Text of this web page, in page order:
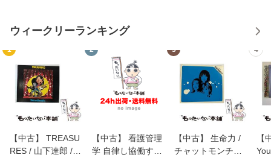
ウィークリーランキング
1
【中古】 TREASU
RES / 山下達郎 /
2
【中古】 看護管理
学 自律し協働する
3
【中古】 生命力 /
チャットモンチー /
4
【